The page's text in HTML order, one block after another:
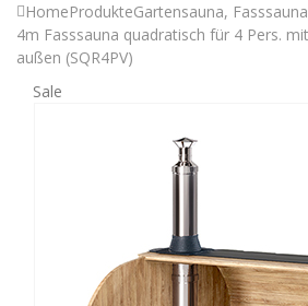
HomeProdukteGartensauna,
4m Fasssauna quadratisch für 4 Pers.
außen (SQR4PV)
Sale